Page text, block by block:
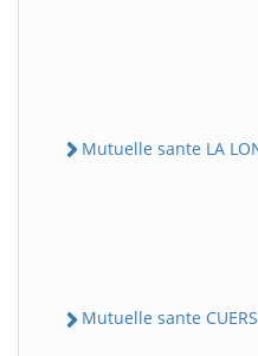
Mutuelle sante LA
Mutuelle sante CUERS